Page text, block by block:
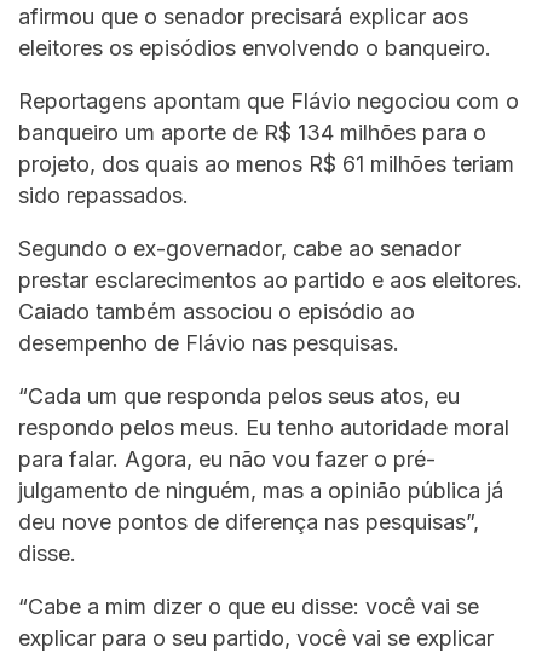
afirmou que o senador precisará explicar aos
eleitores os episódios envolvendo o banqueiro.
Reportagens apontam que Flávio negociou com o
banqueiro um aporte de R$ 134 milhões para o
projeto, dos quais ao menos R$ 61 milhões teriam
sido repassados.
Segundo o ex-governador, cabe ao senador
prestar esclarecimentos ao partido e aos eleitores.
Caiado também associou o episódio ao
desempenho de Flávio nas pesquisas.
“Cada um que responda pelos seus atos, eu
respondo pelos meus. Eu tenho autoridade moral
para falar. Agora, eu não vou fazer o pré-
julgamento de ninguém, mas a opinião pública já
deu nove pontos de diferença nas pesquisas”,
disse.
“Cabe a mim dizer o que eu disse: você vai se
explicar para o seu partido, você vai se explicar